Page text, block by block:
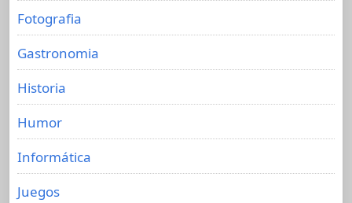
Fotografia
Gastronomia
Historia
Humor
Informática
Juegos